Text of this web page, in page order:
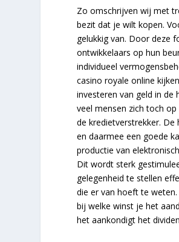
Zo omschrijven wij met
bezit dat je wilt kopen.
gelukkig van. Door deze
ontwikkelaars op hun
individueel
casino royale online
investeren van geld in
veel mensen zich toch
de kredietverstrekker.
en daarmee een goede
productie van
Dit wordt sterk
gelegenheid te stellen
die er van hoeft te
bij welke winst je het
het aankondigt het